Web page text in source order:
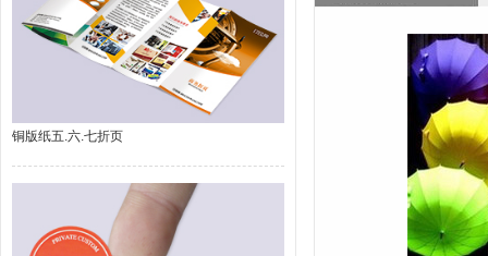
铜版纸五.六.七折页